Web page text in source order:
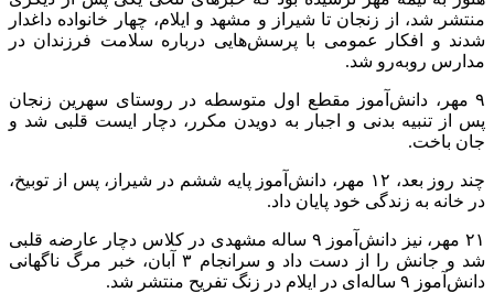
منتشر شد، از زنجان تا شیراز و مشهد و ایلام، چهار خانواده داغدار
شدند و افکار عمومی با پرسش‌هایی درباره سلامت فرزندان در
مدارس روبه‌رو شد.
۹ مهر، دانش‌آموز مقطع اول متوسطه در روستای سهرین زنجان
پس از تنبیه بدنی و اجبار به دویدن مکرر، دچار ایست قلبی شد و
جان باخت.
چند روز بعد، ۱۲ مهر، دانش‌آموز پایه ششم در شیراز، پس از توبیخ،
در خانه به زندگی خود پایان داد.
۲۱ مهر، نیز دانش‌آموز ۹ ساله مشهدی در کلاس دچار عارضه قلبی
شد و جانش را از دست داد و سرانجام ۳ آبان، خبر مرگ ناگهانی
دانش‌آموز ۹ ساله‌ای در ایلام در زنگ تفریح منتشر شد.